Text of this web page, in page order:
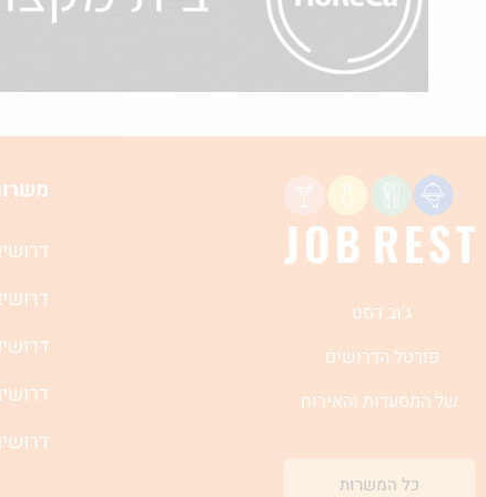
ג'וב רסט
פורטל הדרושים
של המסעדות והאירוח
כל המשרות